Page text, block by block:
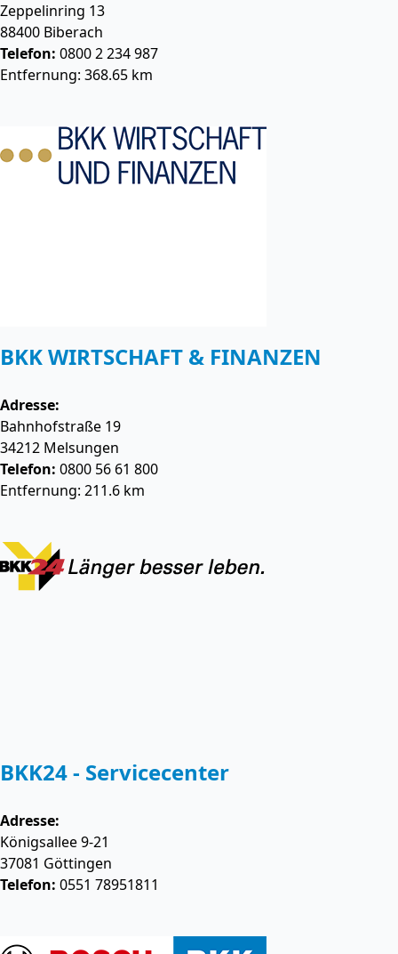
Zeppelinring 13
88400 Biberach
Telefon: 0800 2 234 987
Entfernung: 368.65 km
BKK WIRTSCHAFT & FINANZEN
Adresse:
Bahnhofstraße 19
34212 Melsungen
Telefon: 0800 56 61 800
Entfernung: 211.6 km
BKK24 - Servicecenter
Adresse:
Königsallee 9-21
37081 Göttingen
Telefon: 0551 78951811